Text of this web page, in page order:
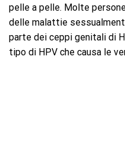
pelle a pelle. Molte
delle malattie
parte dei ceppi genitali di
tipo di HPV che causa le